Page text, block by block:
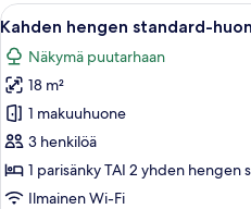
Avaa
kaikki
huonetyypin
Kahden
hengen
standard-
huone
kuvat
11
Kahden hengen standard-
Näkymä puutarhaan
18 m²
1 makuuhuone
3 henkilöä
1 parisänky TAI 2 yhden hengen
Ilmainen Wi-Fi